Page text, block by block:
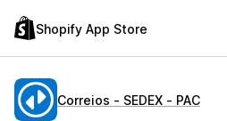
Shopify App Store
Correios ‑ SEDEX ‑ PAC